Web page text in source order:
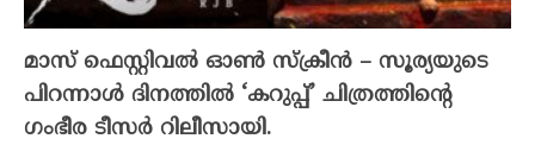
മാസ് ഫെസ്റ്റിവൽ ഓൺ സ്‌ക്രീൻ – സൂര്യയുടെ
പിറന്നാൾ ദിനത്തിൽ ‘കറുപ്പ്’ ചിത്രത്തിന്റെ
ഗംഭീര ടീസർ റിലീസായി.